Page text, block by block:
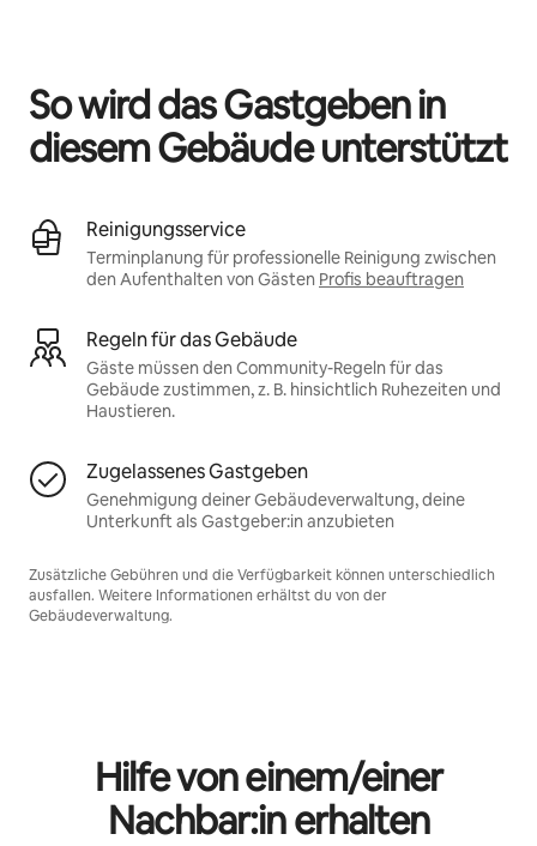
So wird das Gastgeben in
diesem Gebäude unterstützt
Reinigungsservice
Terminplanung für professionelle Reinigung zwischen
den Aufenthalten von Gästen Profis beauftragen
Regeln für das Gebäude
Gäste müssen den Community-Regeln für das
Gebäude zustimmen, z. B. hinsichtlich Ruhezeiten und
Haustieren.
Zugelassenes Gastgeben
Genehmigung deiner Gebäudeverwaltung, deine
Unterkunft als Gastgeber:in anzubieten
Zusätzliche Gebühren und die Verfügbarkeit können unterschiedlich
ausfallen. Weitere Informationen erhältst du von der
Gebäudeverwaltung.
Hilfe von einem/einer
Nachbar:in erhalten